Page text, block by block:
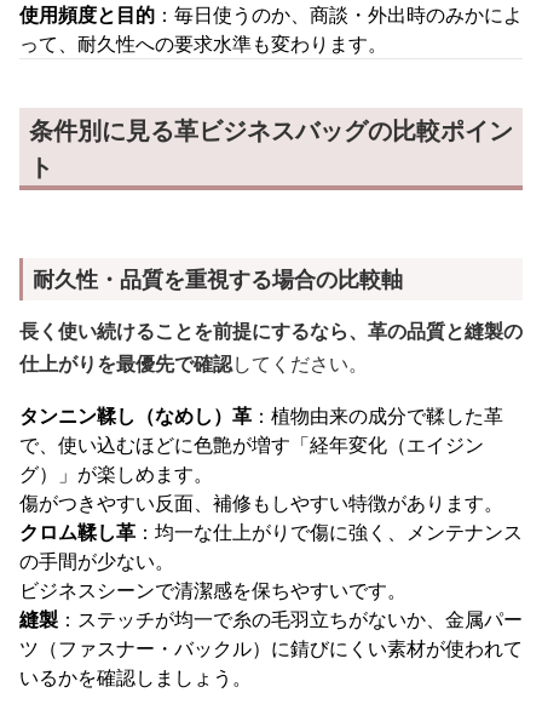
使用頻度と目的 ：毎日使うのか、商談・外出時のみかによ
って、耐久性への要求水準も変わります。
条件別に見る革ビジネスバッグの比較ポイン
ト
耐久性・品質を重視する場合の比較軸
長く使い続けることを前提にするなら、革の品質と縫製の
仕上がりを最優先で確認してください。
タンニン鞣し（なめし）革 ：植物由来の成分で鞣した革
で、使い込むほどに色艶が増す「経年変化（エイジン
グ）」が楽しめます。
傷がつきやすい反面、補修もしやすい特徴があります。
クロム鞣し革 ：均一な仕上がりで傷に強く、メンテナンス
の手間が少ない。
ビジネスシーンで清潔感を保ちやすいです。
縫製 ：ステッチが均一で糸の毛羽立ちがないか、金属パー
ツ（ファスナー・バックル）に錆びにくい素材が使われて
いるかを確認しましょう。